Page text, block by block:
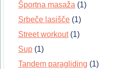
Športna masaža (1)
Srbeče lasišče (1)
Street workout(1)
Sup (1)
Tandem paragliding (1)